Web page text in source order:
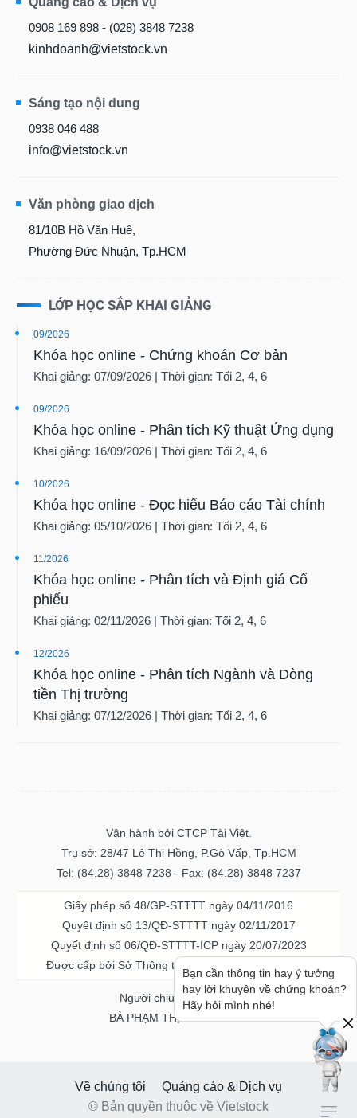
0908 169 898 - (028) 3848 7238
kinhdoanh@vietstock.vn
Sáng tạo nội dung
0938 046 488
info@vietstock.vn
Văn phòng giao dịch
81/10B Hồ Văn Huê,
Phường Đức Nhuận, Tp.HCM
LỚP HỌC SẮP KHAI GIẢNG
09/2026
Khóa học online - Chứng khoán Cơ bản
Khai giảng: 07/09/2026 | Thời gian: Tối 2, 4, 6
09/2026
Khóa học online - Phân tích Kỹ thuật Ứng dụng
Khai giảng: 16/09/2026 | Thời gian: Tối 2, 4, 6
10/2026
Khóa học online - Đọc hiểu Báo cáo Tài chính
Khai giảng: 05/10/2026 | Thời gian: Tối 2, 4, 6
11/2026
Khóa học online - Phân tích và Định giá Cổ
phiếu
Khai giảng: 02/11/2026 | Thời gian: Tối 2, 4, 6
12/2026
Khóa học online - Phân tích Ngành và Dòng
tiền Thị trường
Khai giảng: 07/12/2026 | Thời gian: Tối 2, 4, 6
Vận hành bởi CTCP Tài Việt.
Trụ sở: 28/47 Lê Thị Hồng, P.Gò Vấp, Tp.HCM
Tel: (84.28) 3848 7238 - Fax: (84.28) 3848 7237
Giấy phép số 48/GP-STTTT ngày 04/11/2016
Quyết định số 13/QĐ-STTTT ngày 02/11/2017
Quyết định số 06/QĐ-STTTT-ICP ngày 20/07/2023
Được cấp bởi Sở Thông tin và Truyền thông TPHCM
Người chịu trách nhiệm
BÀ PHẠM THỊ THANH NGA
Về chúng tôi
Quảng cáo & Dịch vụ
© Bản quyền thuộc về Vietstock
Bạn cần thông tin hay ý tưởng
hay lời khuyên về chứng khoán?
Hãy hỏi mình nhé!